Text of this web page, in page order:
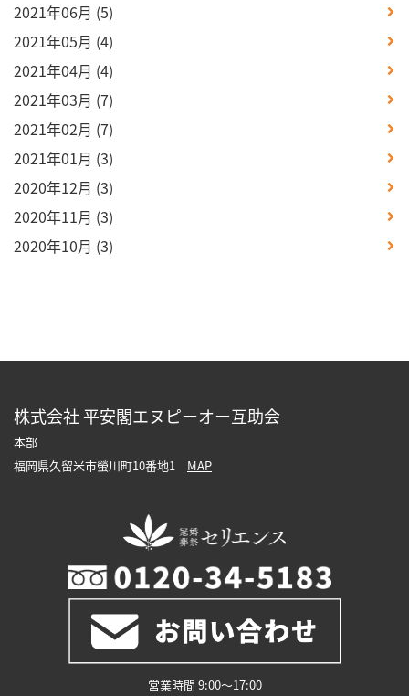
2021年06月 (5)
2021年05月 (4)
2021年04月 (4)
2021年03月 (7)
2021年02月 (7)
2021年01月 (3)
2020年12月 (3)
2020年11月 (3)
2020年10月 (3)
株式会社 平安閣エヌピーオー互助会
本部
福岡県久留米市螢川町10番地1 MAP
営業時間 9:00〜17:00